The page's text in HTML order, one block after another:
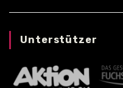
Unterstützer